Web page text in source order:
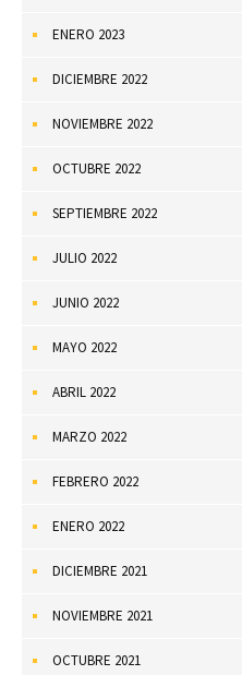
ENERO 2023
DICIEMBRE 2022
NOVIEMBRE 2022
OCTUBRE 2022
SEPTIEMBRE 2022
JULIO 2022
JUNIO 2022
MAYO 2022
ABRIL 2022
MARZO 2022
FEBRERO 2022
ENERO 2022
DICIEMBRE 2021
NOVIEMBRE 2021
OCTUBRE 2021